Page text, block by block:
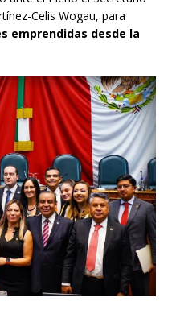
Celis Wogau, para
emprendidas desde la